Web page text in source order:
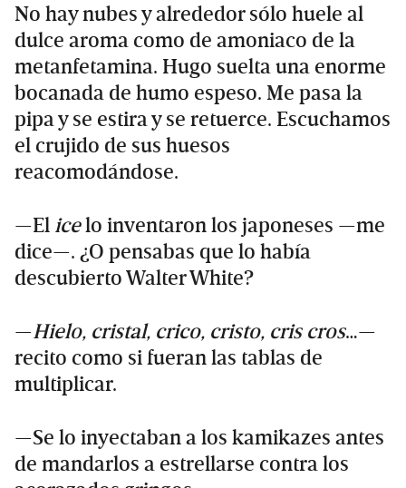
No hay nubes y alrededor sólo huele al
dulce aroma como de amoniaco de la
metanfetamina. Hugo suelta una enorme
bocanada de humo espeso. Me pasa la
pipa y se estira y se retuerce. Escuchamos
el crujido de sus huesos
reacomodándose.
—Elicelo inventaron los japoneses —me
dice—. ¿O pensabas que lo había
descubierto Walter White?
—Hielo, cristal, crico, cristo, cris cros…—
recito como si fueran las tablas de
multiplicar.
—Se lo inyectaban a los kamikazes antes
de mandarlos a estrellarse contra los